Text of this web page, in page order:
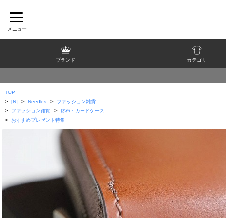
ブランド カテゴリ
TOP
> [N] > Needles > ファッション雑貨
> ファッション雑貨 > 財布・カードケース
> おすすめプレゼント特集